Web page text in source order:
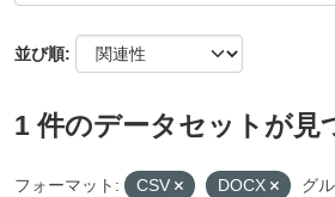
並び順
1 件のデータセットが見
フォーマット: CSV DOCX グ